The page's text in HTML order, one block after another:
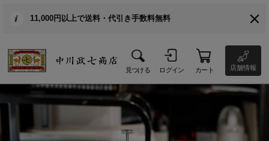
11,000円以上で送料・代引き手数料無料
見つける ログイン カート 店舗情報